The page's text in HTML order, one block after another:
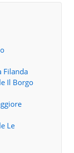
Filanda
Il Borgo
Le